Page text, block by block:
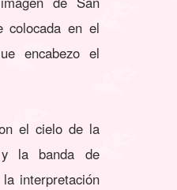
colocada en el
encabezo el
el cielo de la
la banda de
interpretación